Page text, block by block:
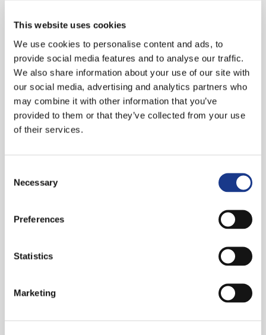
This website uses cookies
We use cookies to personalise content and ads, to
provide social media features and to analyse our traffic.
We also share information about your use of our site with
our social media, advertising and analytics partners who
may combine it with other information that you’ve
provided to them or that they’ve collected from your use
of their services.
Selection
Necessary
Preferences
Statistics
Marketing
Goede beheersing van de Nederlandse taal in
woord en geschrift;
In het bezit van rijbewijs B.
Bij FireX mag ik rekenen op tijd voor
adv-dagen), een prima
de winstdelingsregeling en
waarom FireX vooral bij me past?